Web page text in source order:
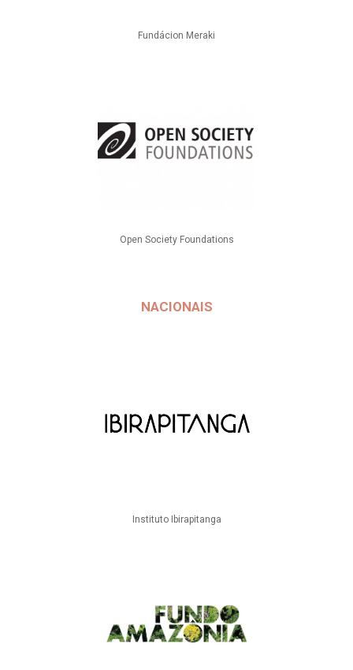
Fundácion Meraki
Open Society Foundations
NACIONAIS
Instituto Ibirapitanga